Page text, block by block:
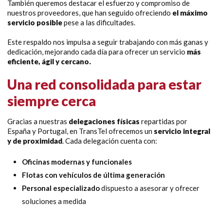
También queremos destacar el esfuerzo y compromiso de
nuestros proveedores, que han seguido ofreciendo el máximo
servicio posiblepese a las dificultades.
Este respaldo nos impulsa a seguir trabajando con más ganas y
dedicación, mejorando cada día para ofrecer un servicio más
eficiente, ágil y cercano.
Una red consolidada para estar
siempre cerca
Gracias a nuestras delegaciones físicas repartidas por
España y Portugal, en TransTel ofrecemos un servicio integral
y de proximidad . Cada delegación cuenta con:
Oficinas modernas y funcionales
Flotas con vehículos de última generación
Personal especializadodispuesto a asesorar y ofrecer
soluciones a medida